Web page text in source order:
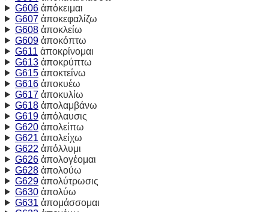
G606ἀπόκειμαι
G607ἀποκεφαλίζω
G608ἀποκλείω
G609ἀποκόπτω
G611 ἀποκρίνομαι
G613ἀποκρύπτω
G615ἀποκτείνω
G616ἀποκυέω
G617ἀποκυλίω
G618ἀπολαμβάνω
G619ἀπόλαυσις
G620ἀπολείπω
G621 ἀπολείχω
G622 ἀπόλλυμι
G626ἀπολογέομαι
G628ἀπολούω
G629ἀπολύτρωσις
G630ἀπολύω
G631 ἀπομάσσομαι